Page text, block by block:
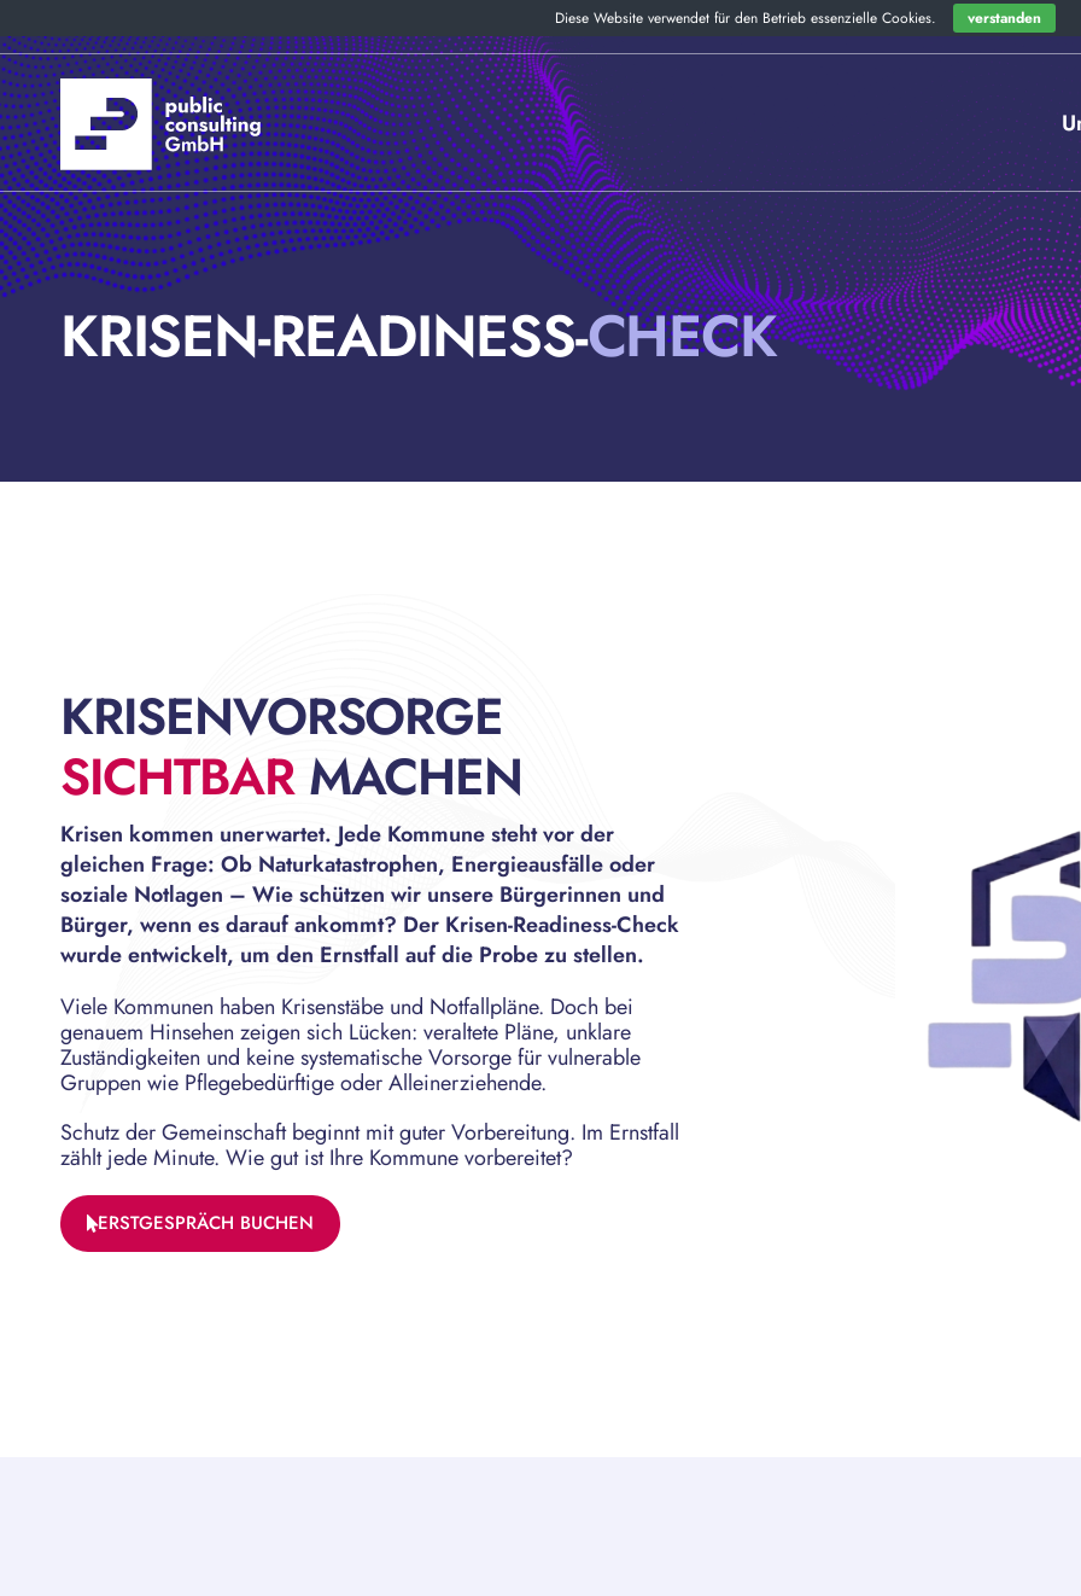
+49 151 645 031 30
KRISEN-READINESS-CHECK
KRISENVORSORGE
SICHTBARMACHEN
Krisen kommen unerwartet. Jede Kommune steht vor der
gleichen Frage: Ob Naturkatastrophen, Energieausfälle oder
soziale Notlagen – Wie schützen wir unsere Bürgerinnen und
Bürger, wenn es darauf ankommt? Der Krisen-Readiness-Check
wurde entwickelt, um den Ernstfall auf die Probe zu stellen.
Viele Kommunen haben Krisenstäbe und Notfallpläne. Doch bei
genauem Hinsehen zeigen sich Lücken: veraltete Pläne, unklare
Zuständigkeiten und keine systematische Vorsorge für vulnerable
Gruppen wie Pflegebedürftige oder Alleinerziehende.
Schutz der Gemeinschaft beginnt mit guter Vorbereitung. Im Ernstfall
zählt jede Minute. Wie gut ist Ihre Kommune vorbereitet?
ERSTGESPRÄCH BUCHEN
Diese Website verwendet für den Betrieb essenzielle Cookies. verstanden